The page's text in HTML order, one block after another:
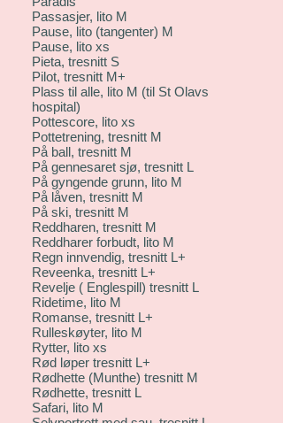
Passasjer, lito M
Pause, lito (tangenter) M
Pause, lito xs
Pieta, tresnitt S
Pilot, tresnitt M+
Plass til alle, lito M (til St Olavs
hospital)
Pottescore, lito xs
Pottetrening, tresnitt M
På ball, tresnitt M
På gennesaret sjø, tresnitt L
På gyngende grunn, lito M
På låven, tresnitt M
På ski, tresnitt M
Reddharen, tresnitt M
Reddharer forbudt, lito M
Regn innvendig, tresnitt L+
Reveenka, tresnitt L+
Revelje ( Englespill) tresnitt L
Ridetime, lito M
Romanse, tresnitt L+
Rulleskøyter, lito M
Rytter, lito xs
Rød løper tresnitt L+
Rødhette (Munthe) tresnitt M
Rødhette, tresnitt L
Safari, lito M